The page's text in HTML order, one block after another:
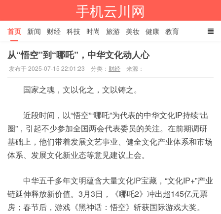
手机云川网
首页 新闻 财经 科技 时尚 旅游 美妆 健康 教育
餐饮 娱乐 体育 家居 TAGS
从“悟空”到“哪吒”，中华文化动人心
发布于 2025-07-15 22:01:23 分类： 财经 来源：
国家之魂，文以化之，文以铸之。
近段时间，以“悟空”“哪吒”为代表的中华文化IP持续“出
圈”，引起不少参加全国两会代表委员的关注。在前期调研
基础上，他们带着发展文艺事业、健全文化产业体系和市场
体系、发展文化新业态等意见建议上会。
中华五千多年文明蕴含大量文化IP宝藏，“文化IP+”产业
链延伸释放新价值。3月3日，《哪吒2》冲出超145亿元票
房；春节后，游戏《黑神话：悟空》斩获国际游戏大奖。